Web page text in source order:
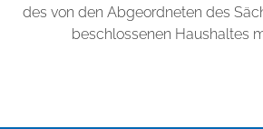
des von den Abgeordneten des
beschlossenen Haushaltes